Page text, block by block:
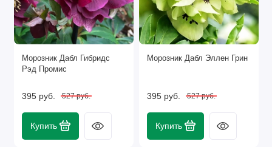
Морозник Дабл Гибридс
Рэд Промис
395 руб. 527 руб.
Купить
Морозник Дабл Эллен Грин
395 руб. 527 руб.
Купить